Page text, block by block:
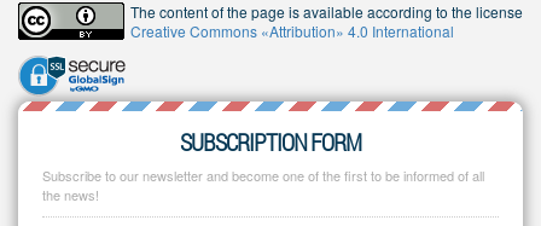
The content of the page is available according to the license
Creative Commons «Attribution» 4.0 International
SUBSCRIPTION FORM
Subscribe to our newsletter and become one of the first to be informed of all
the news!